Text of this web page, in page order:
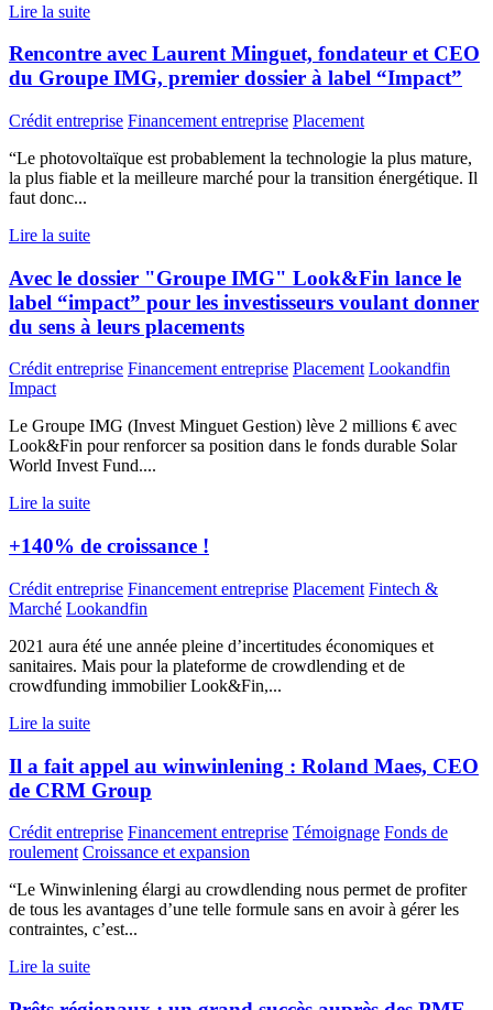
Lire la suite
Rencontre avec Laurent Minguet, fondateur et CEO
du Groupe IMG, premier dossier à label “Impact”
Crédit entreprise Financement entreprise Placement
“Le photovoltaïque est probablement la technologie la plus mature,
la plus fiable et la meilleure marché pour la transition énergétique. Il
faut donc...
Lire la suite
Avec le dossier "Groupe IMG" Look&Fin lance le
label “impact” pour les investisseurs voulant donner
du sens à leurs placements
Crédit entreprise Financement entreprise Placement Lookandfin
Impact
Le Groupe IMG (Invest Minguet Gestion) lève 2 millions € avec
Look&Fin pour renforcer sa position dans le fonds durable Solar
World Invest Fund....
Lire la suite
+140% de croissance !
Crédit entreprise Financement entreprise Placement Fintech &
Marché Lookandfin
2021 aura été une année pleine d’incertitudes économiques et
sanitaires. Mais pour la plateforme de crowdlending et de
crowdfunding immobilier Look&Fin,...
Lire la suite
Il a fait appel au winwinlening : Roland Maes, CEO
de CRM Group
Crédit entreprise Financement entreprise Témoignage Fonds de
roulement Croissance et expansion
“Le Winwinlening élargi au crowdlending nous permet de profiter
de tous les avantages d’une telle formule sans en avoir à gérer les
contraintes, c’est...
Lire la suite